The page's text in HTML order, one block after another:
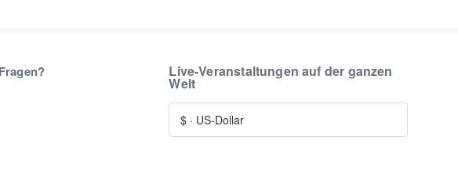
Live-Veranstaltungen auf der ganzen
Welt
$ · US-Dollar